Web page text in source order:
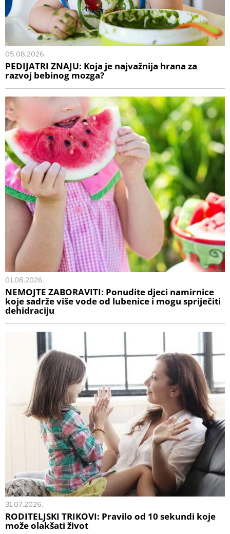
05.08.2026.
PEDIJATRI ZNAJU: Koja je najvažnija hrana za
razvoj bebinog mozga?
01.08.2026.
NEMOJTE ZABORAVITI: Ponudite djeci namirnice
koje sadrže više vode od lubenice i mogu spriječiti
dehidraciju
31.07.2026.
RODITELJSKI TRIKOVI: Pravilo od 10 sekundi koje
može olakšati život